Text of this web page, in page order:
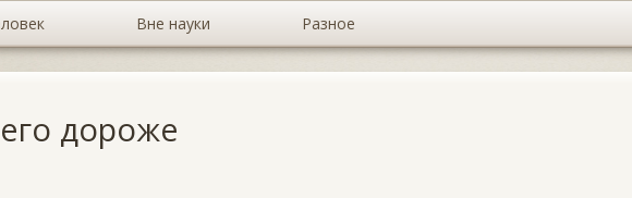
Вне науки Разное
дороже